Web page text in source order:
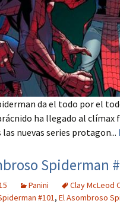
da el todo por el
ha llegado al clímax
nuevas series protagon...
Spiderman
Panini Clay McLeod
#101 , El Asombroso